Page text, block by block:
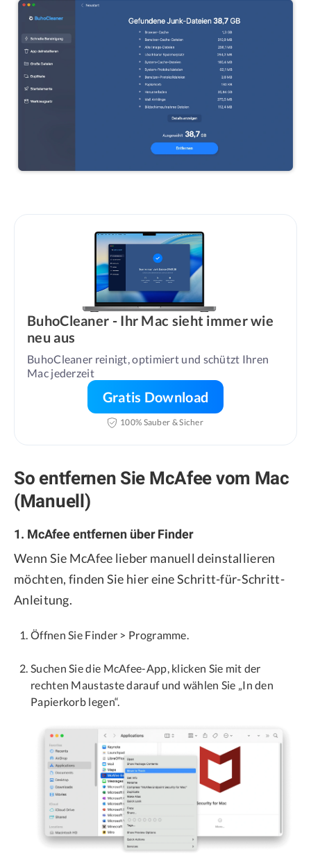
BuhoCleaner - Ihr Mac sieht immer wie
neu aus
BuhoCleaner reinigt, optimiert und schützt Ihren
Mac jederzeit
Gratis Download
100% Sauber & Sicher
So entfernen Sie McAfee vom Mac
(Manuell)
1. McAfee entfernen über Finder
Wenn Sie McAfee lieber manuell deinstallieren
möchten, finden Sie hier eine Schritt-für-Schritt-
Anleitung.
Öffnen Sie Finder > Programme.
Suchen Sie die McAfee-App, klicken Sie mit der
rechten Maustaste darauf und wählen Sie „In den
Papierkorb legen“.